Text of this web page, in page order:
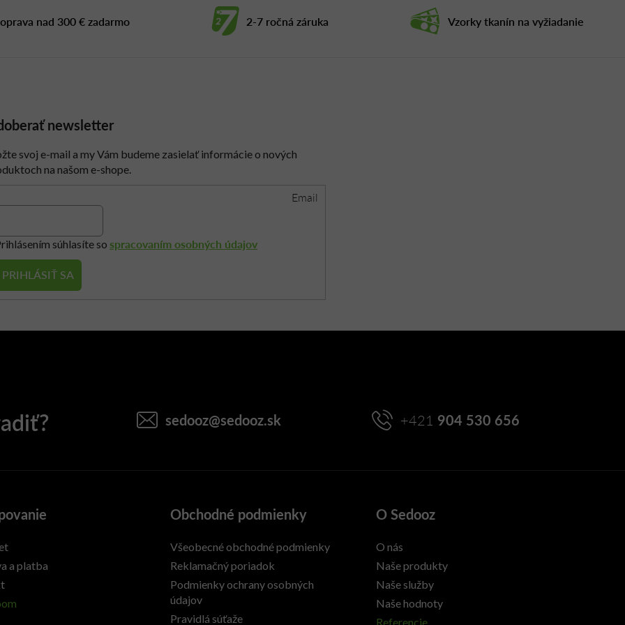
y
u
nad 300 € zadarmo 2-7 ročná záruka Vzorky tkanín na vyžiadanie
newsletter
svoj e-mail a my Vám budeme zasielať informácie o nových
na našom e-shope.
Email
súhlasíte so spracovaním osobných údajov
PRIHLÁSIŤ SA
sedooz@sedooz.sk +421 904 530 656
a platba
Obchodné podmienky
Všeobecné obchodné podmienky
Reklamačný poriadok
Podmienky ochrany osobných
údajov
Pravidlá súťaže
O Sedooz
O nás
Naše produkty
Naše služby
Naše hodnoty
Referencie